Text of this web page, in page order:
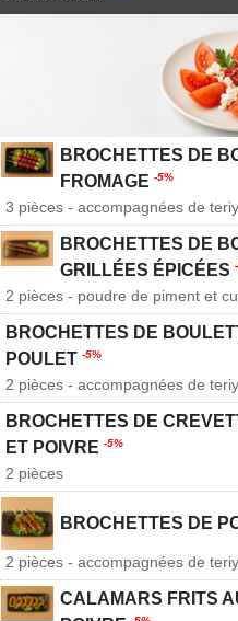
BROCHETTES DE
FROMAGE -5%
3 pièces - accompagnées de
BROCHETTES DE
GRILLÉES ÉPICÉES
2 pièces - poudre de piment et
BROCHETTES DE
POULET -5%
2 pièces - accompagnées de
BROCHETTES DE
ET POIVRE -5%
2 pièces
BROCHETTES DE
2 pièces - accompagnées de
CALAMARS FRITS